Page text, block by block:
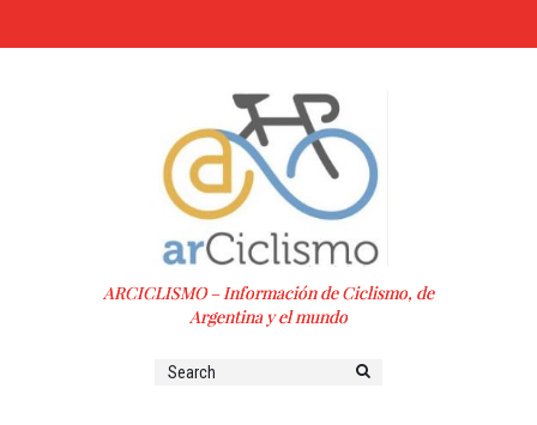
ARCICLISMO – Información de Ciclismo, de
Argentina y el mundo